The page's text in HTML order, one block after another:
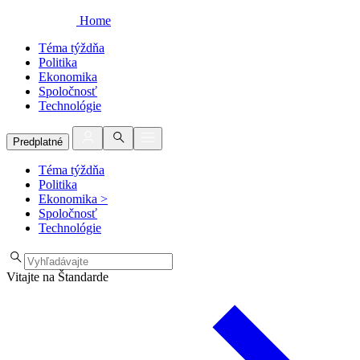
Home
Téma týždňa
Politika
Ekonomika
Spoločnosť
Technológie
Predplatné
Téma týždňa
Politika
Ekonomika >
Spoločnosť
Technológie
Vitajte na Štandarde